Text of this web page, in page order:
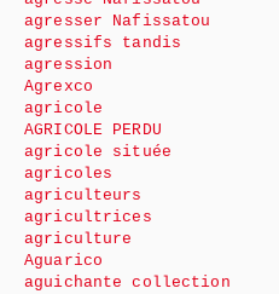
agresser Nafissatou
agressifs tandis
agression
Agrexco
agricole
AGRICOLE PERDU
agricole située
agricoles
agriculteurs
agricultrices
agriculture
Aguarico
aguichante collection